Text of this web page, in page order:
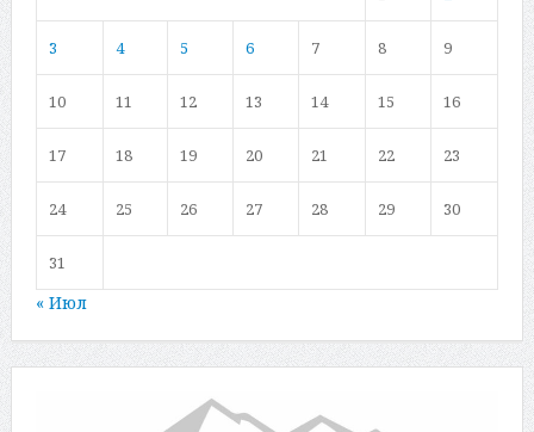
3 4 5 6 7 8 9
10 11 12 13 14 15 16
17 18 19 20 21 22 23
24 25 26 27 28 29 30
31
« Июл